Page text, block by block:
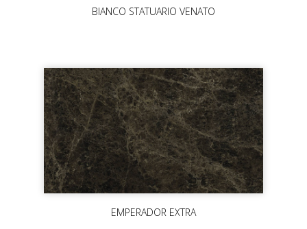
BIANCO STATUARIO VENATO
EMPERADOR EXTRA